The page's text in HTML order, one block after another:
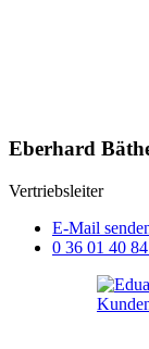
Eberhard
Vertriebsleiter
E-Mail
0 36 01 40